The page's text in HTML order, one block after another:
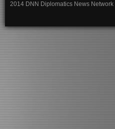
2014 DNN Diplomatics News Network